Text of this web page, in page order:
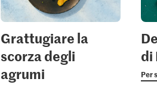
Bio Arance bionde
520
Grattugiare la
scorza degli
agrumi
di
Per